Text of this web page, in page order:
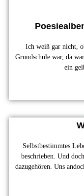
Ich weiß gar nicht,
Grundschule war, da
ein
Selbstbestimmtes
beschrieben. Und
dazugehören. Uns